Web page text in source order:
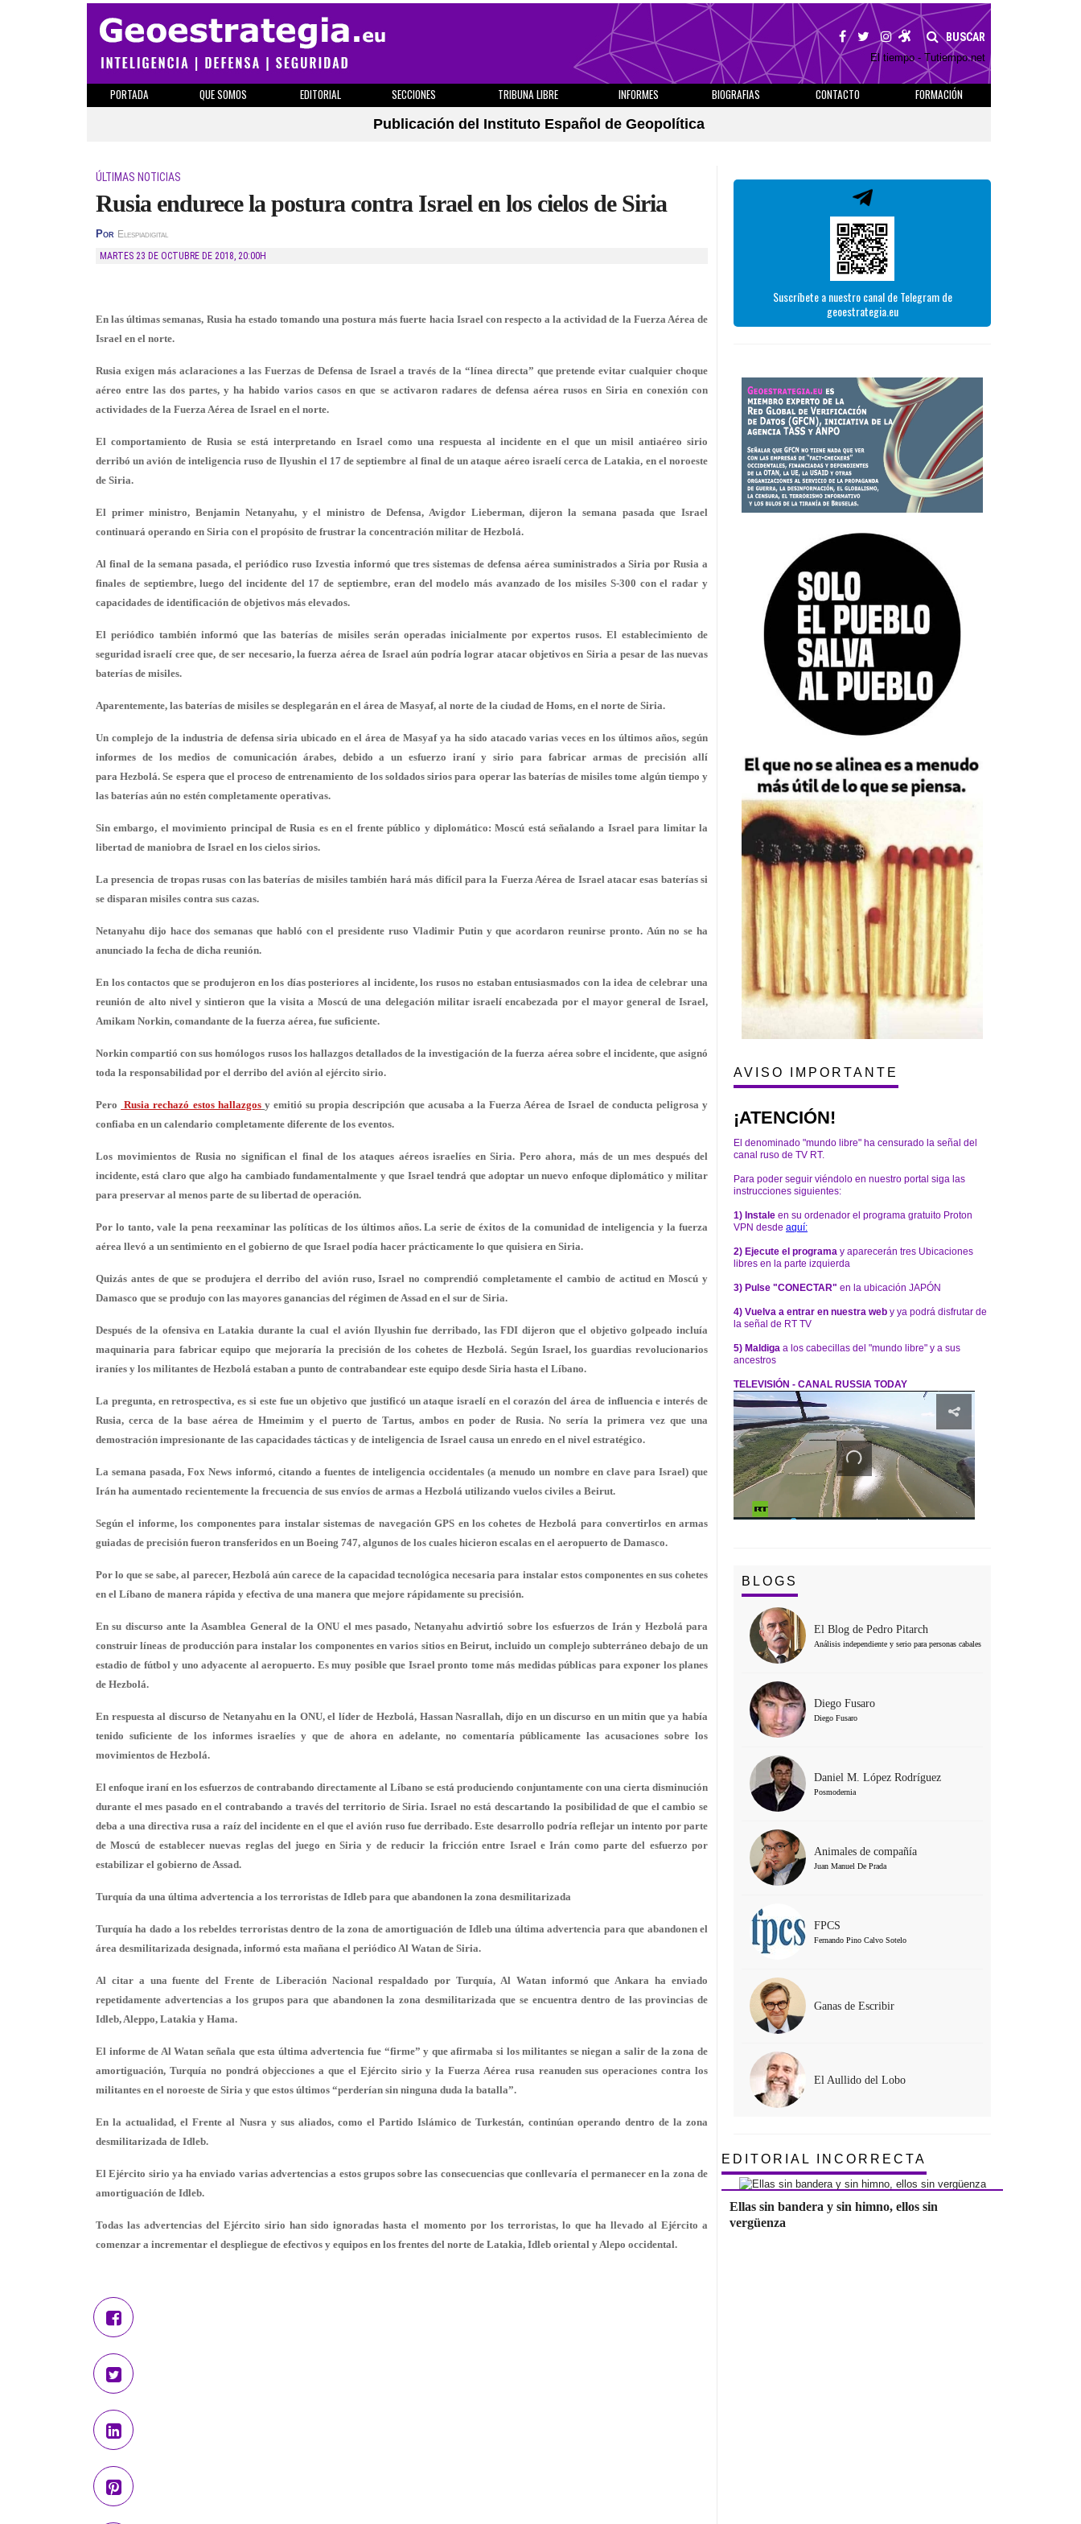
BUSCAR
El tiempo - Tutiempo.net
PORTADA QUE SOMOS EDITORIAL SECCIONES TRIBUNA LIBRE INFORMES BIOGRAFIAS CONTACTO
FORMACIÓN
Publicación del Instituto Español de Geopolítica
ÚLTIMAS NOTICIAS
Rusia endurece la postura contra Israel en los cielos de Siria
Por Elespiadigital
MARTES 23 DE OCTUBRE DE 2018, 20:00H
En las últimas semanas, Rusia ha estado tomando una postura más fuerte hacia Israel con respecto a la actividad de la Fuerza Aérea de
Israel en el norte.
Rusia exigen más aclaraciones a las Fuerzas de Defensa de Israel a través de la “línea directa” que pretende evitar cualquier choque
aéreo entre las dos partes, y ha habido varios casos en que se activaron radares de defensa aérea rusos en Siria en conexión con
actividades de la Fuerza Aérea de Israel en el norte.
El comportamiento de Rusia se está interpretando en Israel como una respuesta al incidente en el que un misil antiaéreo sirio
derribó un avión de inteligencia ruso de Ilyushin el 17 de septiembre al final de un ataque aéreo israelí cerca de Latakia, en el noroeste
de Siria.
El primer ministro, Benjamin Netanyahu, y el ministro de Defensa, Avigdor Lieberman, dijeron la semana pasada que Israel
continuará operando en Siria con el propósito de frustrar la concentración militar de Hezbolá.
Al final de la semana pasada, el periódico ruso Izvestia informó que tres sistemas de defensa aérea suministrados a Siria por Rusia a
finales de septiembre, luego del incidente del 17 de septiembre, eran del modelo más avanzado de los misiles S-300 con el radar y
capacidades de identificación de objetivos más elevados.
El periódico también informó que las baterías de misiles serán operadas inicialmente por expertos rusos. El establecimiento de
seguridad israelí cree que, de ser necesario, la fuerza aérea de Israel aún podría lograr atacar objetivos en Siria a pesar de las nuevas
baterías de misiles.
Aparentemente, las baterías de misiles se desplegarán en el área de Masyaf, al norte de la ciudad de Homs, en el norte de Siria.
Un complejo de la industria de defensa siria ubicado en el área de Masyaf ya ha sido atacado varias veces en los últimos años, según
informes de los medios de comunicación árabes, debido a un esfuerzo iraní y sirio para fabricar armas de precisión allí
para Hezbolá. Se espera que el proceso de entrenamiento de los soldados sirios para operar las baterías de misiles tome algún tiempo y
las baterías aún no estén completamente operativas.
Sin embargo, el movimiento principal de Rusia es en el frente público y diplomático: Moscú está señalando a Israel para limitar la
libertad de maniobra de Israel en los cielos sirios.
La presencia de tropas rusas con las baterías de misiles también hará más difícil para la Fuerza Aérea de Israel atacar esas baterías si
se disparan misiles contra sus cazas.
Netanyahu dijo hace dos semanas que habló con el presidente ruso Vladimir Putin y que acordaron reunirse pronto. Aún no se ha
anunciado la fecha de dicha reunión.
En los contactos que se produjeron en los días posteriores al incidente, los rusos no estaban entusiasmados con la idea de celebrar una
reunión de alto nivel y sintieron que la visita a Moscú de una delegación militar israelí encabezada por el mayor general de Israel,
Amikam Norkin, comandante de la fuerza aérea, fue suficiente.
Norkin compartió con sus homólogos rusos los hallazgos detallados de la investigación de la fuerza aérea sobre el incidente, que asignó
toda la responsabilidad por el derribo del avión al ejército sirio.
Pero Rusia rechazó estos hallazgos y emitió su propia descripción que acusaba a la Fuerza Aérea de Israel de conducta peligrosa y
confiaba en un calendario completamente diferente de los eventos.
Los movimientos de Rusia no significan el final de los ataques aéreos israelíes en Siria. Pero ahora, más de un mes después del
incidente, está claro que algo ha cambiado fundamentalmente y que Israel tendrá que adoptar un nuevo enfoque diplomático y militar
para preservar al menos parte de su libertad de operación.
Por lo tanto, vale la pena reexaminar las políticas de los últimos años. La serie de éxitos de la comunidad de inteligencia y la fuerza
aérea llevó a un sentimiento en el gobierno de que Israel podía hacer prácticamente lo que quisiera en Siria.
Quizás antes de que se produjera el derribo del avión ruso, Israel no comprendió completamente el cambio de actitud en Moscú y
Damasco que se produjo con las mayores ganancias del régimen de Assad en el sur de Siria.
Después de la ofensiva en Latakia durante la cual el avión Ilyushin fue derribado, las FDI dijeron que el objetivo golpeado incluía
maquinaria para fabricar equipo que mejoraría la precisión de los cohetes de Hezbolá. Según Israel, los guardias revolucionarios
iraníes y los militantes de Hezbolá estaban a punto de contrabandear este equipo desde Siria hasta el Líbano.
La pregunta, en retrospectiva, es si este fue un objetivo que justificó un ataque israelí en el corazón del área de influencia e interés de
Rusia, cerca de la base aérea de Hmeimim y el puerto de Tartus, ambos en poder de Rusia. No sería la primera vez que una
demostración impresionante de las capacidades tácticas y de inteligencia de Israel causa un enredo en el nivel estratégico.
La semana pasada, Fox News informó, citando a fuentes de inteligencia occidentales (a menudo un nombre en clave para Israel) que
Irán ha aumentado recientemente la frecuencia de sus envíos de armas a Hezbolá utilizando vuelos civiles a Beirut.
Según el informe, los componentes para instalar sistemas de navegación GPS en los cohetes de Hezbolá para convertirlos en armas
guiadas de precisión fueron transferidos en un Boeing 747, algunos de los cuales hicieron escalas en el aeropuerto de Damasco.
Por lo que se sabe, al parecer, Hezbolá aún carece de la capacidad tecnológica necesaria para instalar estos componentes en sus cohetes
en el Líbano de manera rápida y efectiva de una manera que mejore rápidamente su precisión.
En su discurso ante la Asamblea General de la ONU el mes pasado, Netanyahu advirtió sobre los esfuerzos de Irán y Hezbolá para
construir líneas de producción para instalar los componentes en varios sitios en Beirut, incluido un complejo subterráneo debajo de un
estadio de fútbol y uno adyacente al aeropuerto. Es muy posible que Israel pronto tome más medidas públicas para exponer los planes
de Hezbolá.
En respuesta al discurso de Netanyahu en la ONU, el líder de Hezbolá, Hassan Nasrallah, dijo en un discurso en un mitin que ya había
tenido suficiente de los informes israelíes y que de ahora en adelante, no comentaría públicamente las acusaciones sobre los
movimientos de Hezbolá.
El enfoque iraní en los esfuerzos de contrabando directamente al Líbano se está produciendo conjuntamente con una cierta disminución
durante el mes pasado en el contrabando a través del territorio de Siria.Israel no está descartando la posibilidad de que el cambio se
deba a una directiva rusa a raíz del incidente en el que el avión ruso fue derribado. Este desarrollo podría reflejar un intento por parte
de Moscú de establecer nuevas reglas del juego en Siria y dereducir la fricción entre Israel e Irán como parte del esfuerzo por
estabilizar el gobierno de Assad.
Turquía da una última advertencia a los terroristas de Idleb para que abandonen la zona desmilitarizada
Turquía ha dado a los rebeldes terroristas dentro de la zona de amortiguación de Idleb una última advertencia para que abandonen el
área desmilitarizada designada, informó esta mañana el periódico Al Watan de Siria.
Al citar a una fuente del Frente de Liberación Nacional respaldado por Turquía, Al Watan informó que Ankara ha enviado
repetidamente advertencias a los grupos para que abandonen la zona desmilitarizada que se encuentra dentro de las provincias de
Idleb, Aleppo, Latakia y Hama.
El informe de Al Watan señala que esta última advertencia fue “firme” y que afirmaba si los militantes se niegan a salir de la zona de
amortiguación, Turquía no pondrá objecciones a que el Ejército sirio y la Fuerza Aérea rusa reanuden sus operaciones contra los
militantes en el noroeste de Siria y que estos últimos “perderían sin ninguna duda la batalla”.
En la actualidad, el Frente al Nusra y sus aliados, como el Partido Islámico de Turkestán, continúan operando dentro de la zona
desmilitarizada de Idleb.
El Ejército sirio ya ha enviado varias advertencias a estos grupos sobre las consecuencias que conllevaría el permanecer en la zona de
amortiguación de Idleb.
Todas las advertencias del Ejército sirio han sido ignoradas hasta el momento por los terroristas, lo que ha llevado al Ejército a
comenzar a incrementar el despliegue de efectivos y equipos en los frentes del norte de Latakia, Idleb oriental y Alepo occidental.
Suscríbete a nuestro canal de Telegram de
geoestrategia.eu
AVISO IMPORTANTE
¡ATENCIÓN!
El denominado "mundo libre" ha censurado la señal del
canal ruso de TV RT.
Para poder seguir viéndolo en nuestro portal siga las
instrucciones siguientes:
1) Instale en su ordenador el programa gratuito Proton
VPN desde aquí:
2) Ejecute el programa y aparecerán tres Ubicaciones
libres en la parte izquierda
3) Pulse "CONECTAR" en la ubicación JAPÓN
4) Vuelva a entrar en nuestra web y ya podrá disfrutar de
la señal de RT TV
5) Maldiga a los cabecillas del "mundo libre" y a sus
ancestros
TELEVISIÓN - CANAL RUSSIA TODAY
BLOGS
El Blog de Pedro Pitarch
Análisis independiente y serio para personas cabales
Diego Fusaro
Diego Fusaro
Daniel M. López Rodríguez
Posmodernia
Animales de compañía
Juan Manuel De Prada
FPCS
Fernando Pino Calvo Sotelo
Ganas de Escribir
El Aullido del Lobo
EDITORIAL INCORRECTA
Ellas sin bandera y sin himno, ellos sin
vergüenza